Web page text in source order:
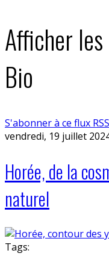
Afficher
Bio
S'abonner à ce flux RSS
vendredi, 19 juillet
Horée, de la
naturel
Tags: